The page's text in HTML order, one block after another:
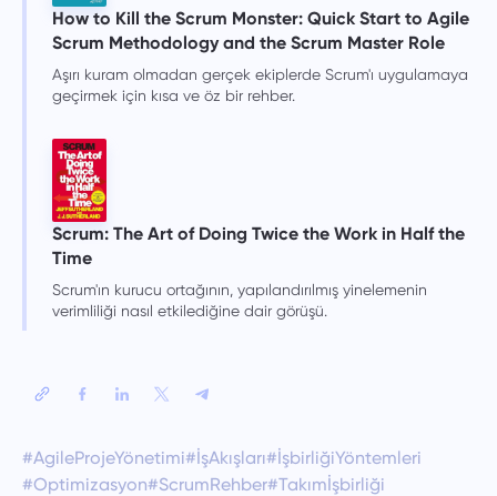
How to Kill the Scrum Monster: Quick Start to Agile
Scrum Methodology and the Scrum Master Role
Aşırı kuram olmadan gerçek ekiplerde Scrum'ı uygulamaya
geçirmek için kısa ve öz bir rehber.
Scrum: The Art of Doing Twice the Work in Half the
Time
Scrum'ın kurucu ortağının, yapılandırılmış yinelemenin
verimliliği nasıl etkilediğine dair görüşü.
#AgileProjeYönetimi#İşAkışları#İşbirliğiYöntemleri
#Optimizasyon#ScrumRehber#Takımİşbirliği